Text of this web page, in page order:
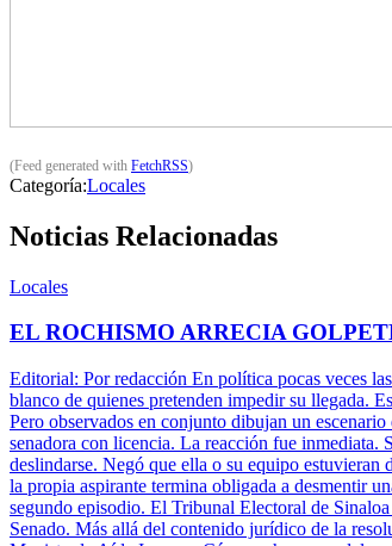
(Feed generated with FetchRSS)
Categoría:Locales
Noticias Relacionadas
Locales
EL ROCHISMO ARRECIA
Editorial: Por redacción En política pocas veces
blanco de quienes pretenden impedir su llegada.
Pero observados en conjunto dibujan un
senadora con licencia. La reacción fue inmediata.
deslindarse. Negó que ella o su equipo estuvieran
la propia aspirante termina obligada a desmentir
segundo episodio. El Tribunal Electoral de
Senado. Más allá del contenido jurídico de la